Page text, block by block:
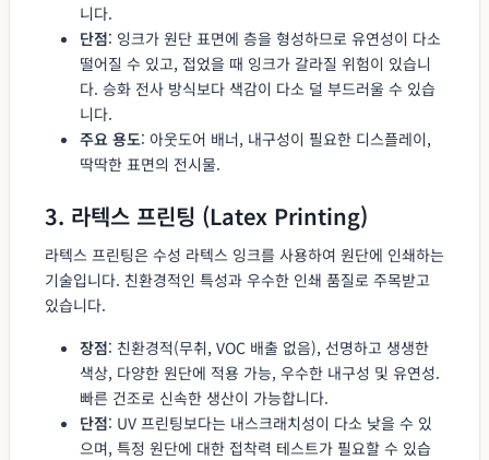
니다.
단점: 잉크가 원단 표면에 층을 형성하므로 유연성이 다소
떨어질 수 있고, 접었을 때 잉크가 갈라질 위험이 있습니
다. 승화 전사 방식보다 색감이 다소 덜 부드러울 수 있습
니다.
주요 용도: 아웃도어 배너, 내구성이 필요한 디스플레이,
딱딱한 표면의 전시물.
3. 라텍스 프린팅 (Latex Printing)
라텍스 프린팅은 수성 라텍스 잉크를 사용하여 원단에 인쇄하는
기술입니다. 친환경적인 특성과 우수한 인쇄 품질로 주목받고
있습니다.
장점: 친환경적(무취, VOC 배출 없음), 선명하고 생생한
색상, 다양한 원단에 적용 가능, 우수한 내구성 및 유연성.
빠른 건조로 신속한 생산이 가능합니다.
단점: UV 프린팅보다는 내스크래치성이 다소 낮을 수 있
으며, 특정 원단에 대한 접착력 테스트가 필요할 수 있습